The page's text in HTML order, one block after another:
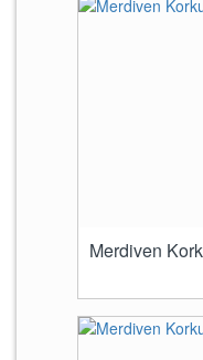
Merdiven